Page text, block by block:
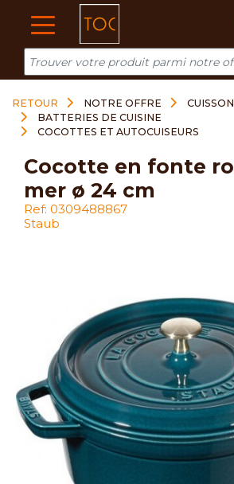
RETOUR NOTRE OFFRE
CUISSON
BATTERIES DE CUISINE
COCOTTES ET AUTOCUISEURS
cocotte en fonte ronde la
mer ø 24 cm
Ref: 0309488867
Staub
Cookies management panel